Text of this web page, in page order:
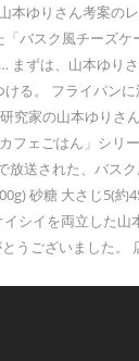
ゆりさん考案の
バスク風チーズ
ずは、山本ゆり
る。 フライパン
家の山本ゆりさ
フェごはん」シリ
送された、バス
砂糖 大さじ5(約
シイを両立した
ございました。